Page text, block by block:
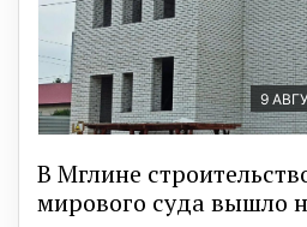
9
В Мглине
мирового суда вышло